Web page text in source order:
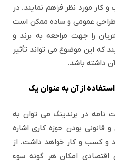
مورد نظر فراهم نمایند. در
عمومی و ساده ممکن است
را جهت مراجعه به برند و
که این موضوع می تواند تأثیر
داشته باشد.
از آن به عنوان یک
نامه در برندینگ می توان به
قانونی بودن حوزه کاری اشاره
و کسب و کار خواهد داشت. از
امکان هر گونه سوء